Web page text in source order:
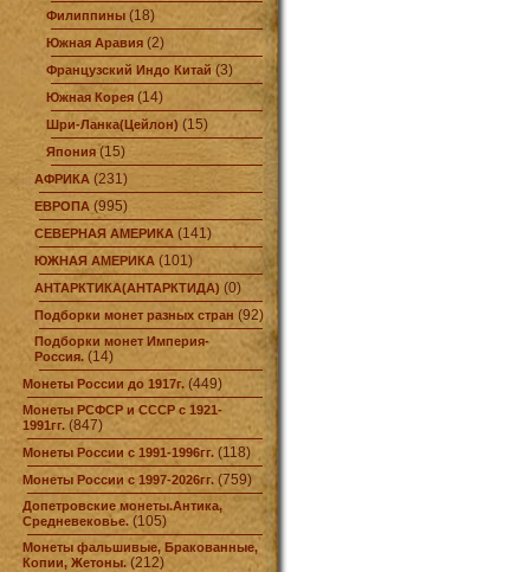
Филиппины (18)
Южная Аравия (2)
Французский Индо Китай (3)
Южная Корея (14)
Шри-Ланка(Цейлон) (15)
Япония (15)
АФРИКА (231)
ЕВРОПА (995)
СЕВЕРНАЯ АМЕРИКА (141)
ЮЖНАЯ АМЕРИКА (101)
АНТАРКТИКА(АНТАРКТИДА) (0)
Подборки монет разных стран (92)
Подборки монет Империя-
Россия. (14)
Монеты России до 1917г. (449)
Монеты РСФСР и СССР с 1921-
1991гг. (847)
Монеты России с 1991-1996гг. (118)
Монеты России с 1997-2026гг. (759)
Допетровские монеты.Антика,
Средневековье. (105)
Монеты фальшивые, Бракованные,
Копии, Жетоны. (212)